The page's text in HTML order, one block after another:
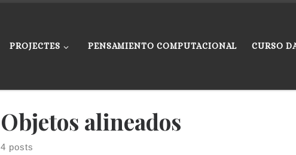
PROJECTES PENSAMIENTO COMPUTACIONAL CURSO
Objetos alineados
4 posts